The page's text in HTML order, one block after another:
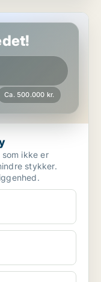
Ca. 500.000 kr.
ikke er
stykker.